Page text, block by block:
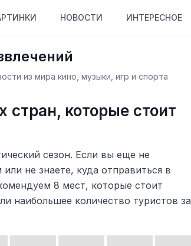
НОВОСТИ ИНТЕРЕСНОЕ
из мира кино, музыки, игр и спорта
которые стоит
сезон. Если вы еще не
не знаете, куда отправиться в
8 мест, которые стоит
наибольшее количество туристов за